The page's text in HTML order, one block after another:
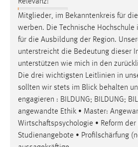
Mitglieder, im Bekanntenkreis für die
werben. Die Technische Hochschule
für die Ausbildung der Region.
unterstreicht die Bedeutung dieser
unterstützen wie mich in den
Die drei wichtigsten Leitlinien in
sollten wir stets im Blick behalten
engagieren : BILDUNG; BILDUNG;
angewandte Ethik • Master:
Wirtschaftspsychologie • Reform
Studienangebote • Profilschärfung